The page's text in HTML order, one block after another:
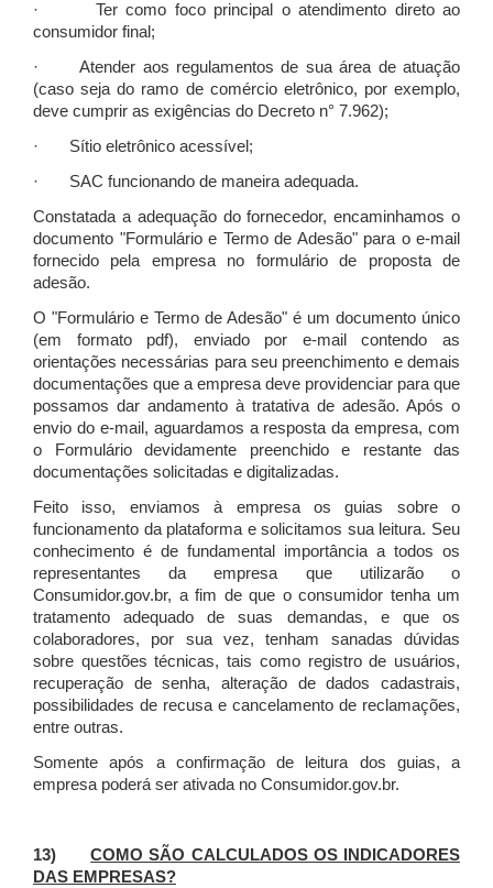
· Ter como foco principal o atendimento direto ao
consumidor final;
· Atender aos regulamentos de sua área de atuação
(caso seja do ramo de comércio eletrônico, por exemplo,
deve cumprir as exigências do Decreto n° 7.962);
· Sítio eletrônico acessível;
· SAC funcionando de maneira adequada.
Constatada a adequação do fornecedor, encaminhamos o
documento "Formulário e Termo de Adesão" para o e-mail
fornecido pela empresa no formulário de proposta de
adesão.
O "Formulário e Termo de Adesão" é um documento único
(em formato pdf), enviado por e-mail contendo as
orientações necessárias para seu preenchimento e demais
documentações que a empresa deve providenciar para que
possamos dar andamento à tratativa de adesão. Após o
envio do e-mail, aguardamos a resposta da empresa, com
o Formulário devidamente preenchido e restante das
documentações solicitadas e digitalizadas.
Feito isso, enviamos à empresa os guias sobre o
funcionamento da plataforma e solicitamos sua leitura. Seu
conhecimento é de fundamental importância a todos os
representantes da empresa que utilizarão o
Consumidor.gov.br, a fim de que o consumidor tenha um
tratamento adequado de suas demandas, e que os
colaboradores, por sua vez, tenham sanadas dúvidas
sobre questões técnicas, tais como registro de usuários,
recuperação de senha, alteração de dados cadastrais,
possibilidades de recusa e cancelamento de reclamações,
entre outras.
Somente após a confirmação de leitura dos guias, a
empresa poderá ser ativada no Consumidor.gov.br.
13)COMO SÃO CALCULADOS OS INDICADORES
DAS EMPRESAS?